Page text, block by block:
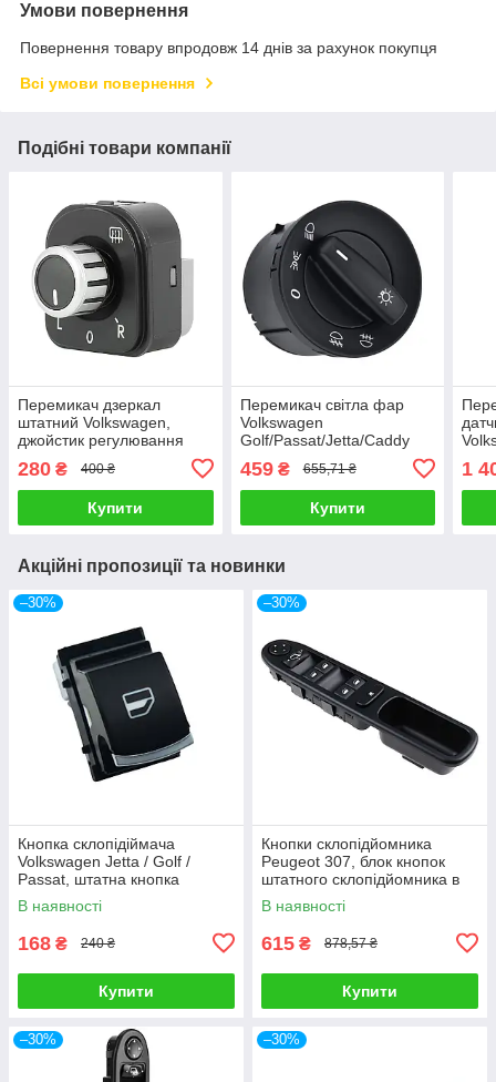
Умови повернення
Повернення товару впродовж 14 днів за рахунок покупця
Всі умови повернення
Подібні товари компанії
Перемикач дзеркал
штатний Volkswagen,
джойстик регулювання
280 ₴ 400 ₴
Купити
Перемикач світла фар
Volkswagen
Golf/Passat/Jetta/Caddy
управління світлом
459₴ 655,71 ₴
Купити
1
Акційні пропозиції та новинки
–30%
Кнопка склопідіймача
Volkswagen Jetta / Golf /
Passat, штатна кнопка
склопідіймача пасажирської
двері
В наявності
168 ₴ 240 ₴
Купити
–30%
Кнопки склопідйомника
Peugeot 307, блок кнопок
штатного склопідйомника в
двері водія
В наявності
615 ₴ 878,57 ₴
Купити
–30% –30%